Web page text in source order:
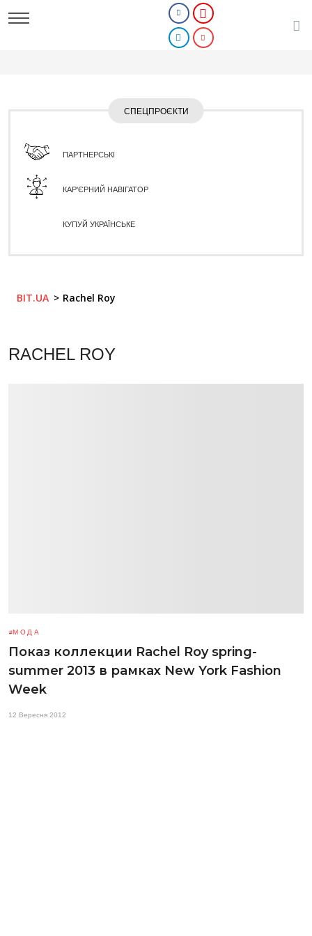
СПЕЦПРОЄКТИ
ПАРТНЕРСЬКІ
КАР'ЄРНИЙ НАВІГАТОР
КУПУЙ УКРАЇНСЬКЕ
BIT.UA Rachel Roy
RACHEL ROY
МОДА
Показ коллекции Rachel Roy spring-
summer 2013 в рамках New York Fashion
Week
12 Вересня 2012